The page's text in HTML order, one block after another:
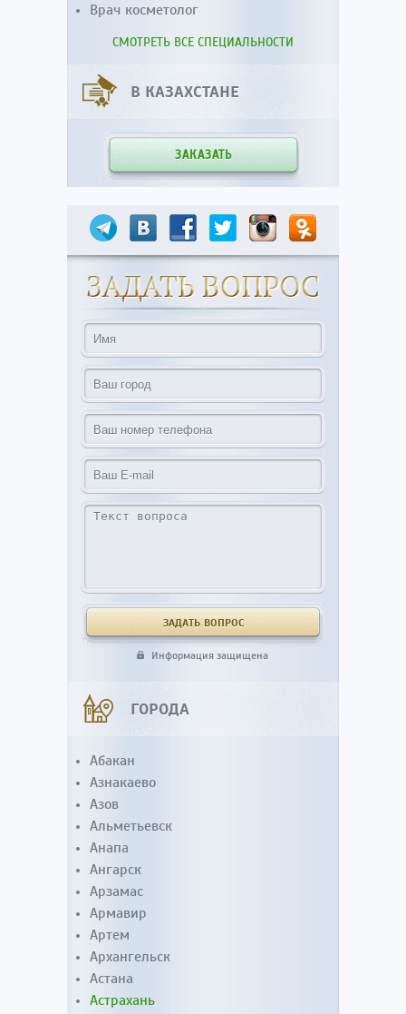
Врач косметолог
СМОТРЕТЬ ВСЕ СПЕЦИАЛЬНОСТИ
В КАЗАХСТАНЕ
ЗАКАЗАТЬ
Информация защищена
ГОРОДА
Абакан
Азнакаево
Азов
Альметьевск
Анапа
Ангарск
Арзамас
Армавир
Артем
Архангельск
Астана
Астрахань